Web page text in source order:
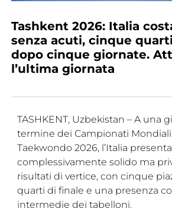
Licenze WT
Formazione
Rivista Olympic Dream
Mappa del sito
Photogallery
Tashkent 2026: Italia
senza acuti, cinque
dopo cinque giornate.
l’ultima giornata
TASHKENT, Uzbekistan – A una
termine dei Campionati
Taekwondo 2026, l’Italia
complessivamente solido ma
risultati di vertice, con cinque
quarti di finale e una presenza
intermedie dei tabelloni.